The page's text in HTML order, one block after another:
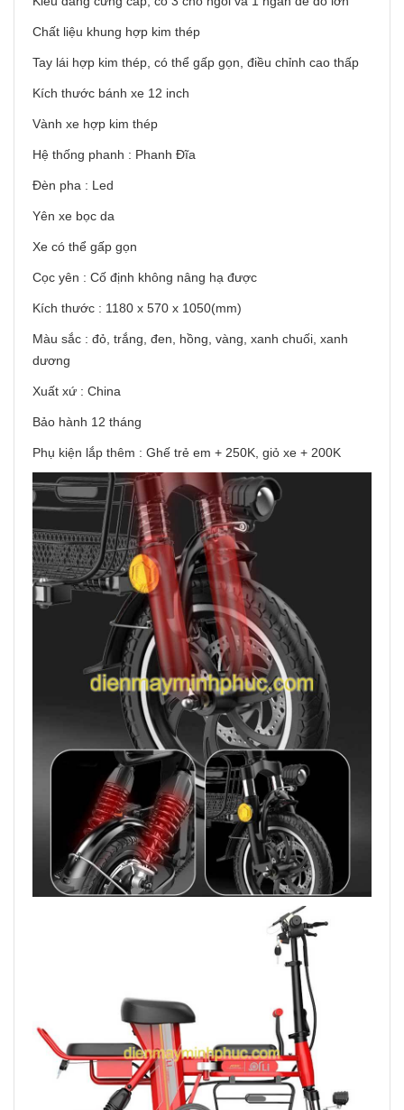
Chất liệu khung hợp kim thép
Tay lái hợp kim thép, có thể gấp gọn, điều chỉnh cao thấp
Kích thước bánh xe 12 inch
Vành xe hợp kim thép
Hệ thống phanh : Phanh Đĩa
Đèn pha : Led
Yên xe bọc da
Xe có thể gấp gọn
Cọc yên : Cố định không nâng hạ được
Kích thước : 1180 x 570 x 1050(mm)
Màu sắc : đỏ, trắng, đen, hồng, vàng, xanh chuối, xanh
dương
Xuất xứ : China
Bảo hành 12 tháng
Phụ kiện lắp thêm : Ghế trẻ em + 250K, giỏ xe + 200K